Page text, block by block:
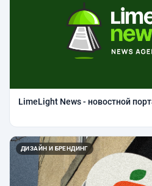
LimeLight News - новостной
ДИЗАЙН И БРЕНДИНГ